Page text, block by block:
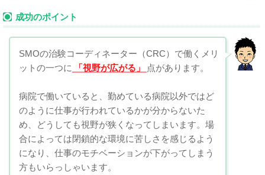
成功のポイント
SMOの治験コーディネーター（CRC）で働くメリ
ットの一つに
「視野が広がる」 点があります。
病院で働いていると、勤めている病院以外ではど
のように仕事が行われているかが分からないた
め、どうしても視野が狭くなってしまいます。場
合によっては閉鎖的な環境に苦しさを感じるよう
になり、仕事のモチベーションが下がってしまう
方もいらっしゃいます。